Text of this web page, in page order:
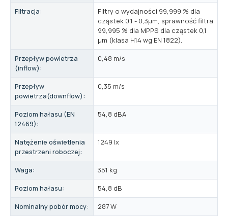
Filtracja:
Filtry o wydajności 99,999 % dla
cząstek 0,1 - 0,3μm, sprawność filtra
99,995 % dla MPPS dla cząstek 0,1
μm (klasa H14 wg EN 1822).
Przepływ powietrza
(inflow):
0,48 m/s
Przepływ
powietrza(downflow):
0,35 m/s
Poziom hałasu (EN
12469):
54,8 dBA
Natężenie oświetlenia
przestrzeni roboczej:
1249 lx
Waga:
351 kg
Poziom hałasu:
54,8 dB
Nominalny pobór mocy:
287 W